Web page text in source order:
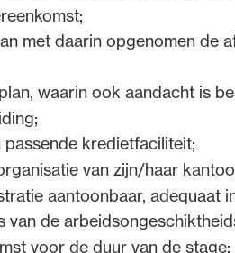
met daarin opgenomen de
waarin ook aandacht is
passende kredietfaciliteit;
van zijn/haar
aantoonbaar, adequaat
van de
voor de duur van de stage;